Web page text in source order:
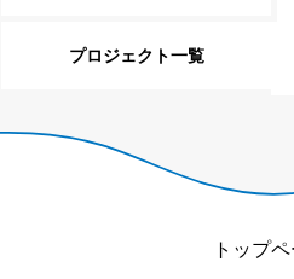
プロジェクト一覧
トップ